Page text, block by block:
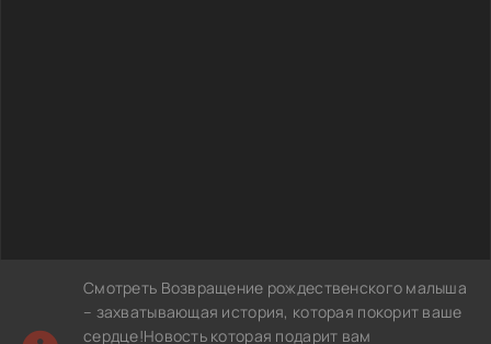
Смотреть Возвращение рождественского малыша
– захватывающая история, которая покорит ваше
сердце!Новость которая подарит вам